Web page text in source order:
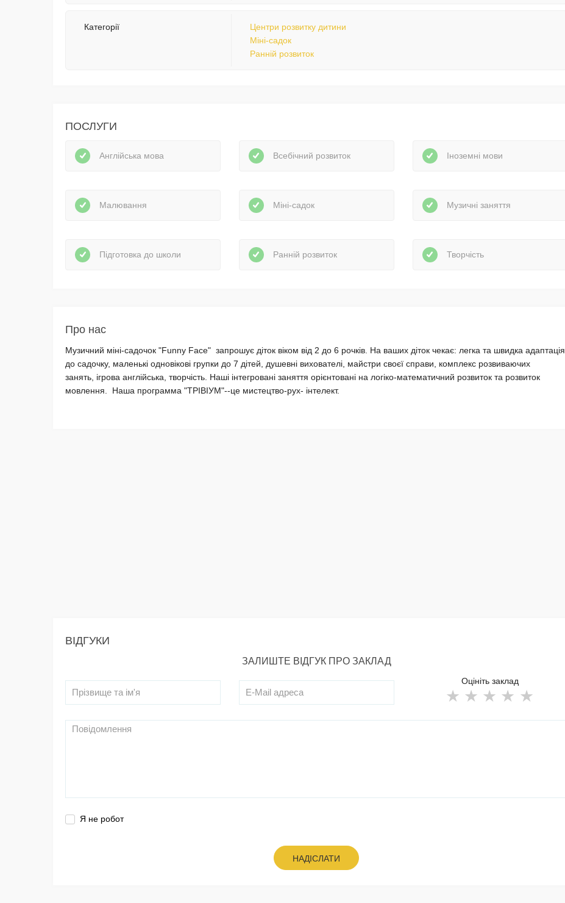
Категорії
Центри розвитку дитини
Міні-садок
Ранній розвиток
ПОСЛУГИ
Англійська мова Всебічний розвиток Іноземні мови
Малювання Міні-садок Музичні заняття
Підготовка до школи Ранній розвиток Творчість
Про нас
Музичний міні-садочок "Funny Face" запрошує діток віком від 2 до 6 рочків. На ваших діток чекає: легка та швидка адаптація
до садочку, маленькі одновікові групки до 7 дітей, душевні вихователі, майстри своєї справи, комплекс розвиваючих
занять, ігрова англійська, творчість. Наші інтегровані заняття орієнтовані на логіко-математичний розвиток та розвиток
мовлення. Наша программа "ТРІВІУМ"--це мистецтво-рух- інтелект.
ВІДГУКИ
ЗАЛИШТЕ ВІДГУК ПРО ЗАКЛАД
Оцініть заклад
Я не робот
НАДІСЛАТИ